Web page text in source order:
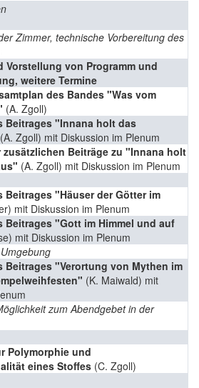
Zimmer, technische Vorbereitung des
Vorstellung von Programm und
weitere Termine
des Bandes "Was vom
(A. Zgoll)
Beitrages "Innana holt das
(A. Zgoll) mit Diskussion im Plenum
zusätzlichen Beiträge zu "Innana holt
(A. Zgoll) mit Diskussion im Plenum
Beitrages "Häuser der Götter im
mit Diskussion im Plenum
Beitrages "Gott im Himmel und auf
mit Diskussion im Plenum
Beitrages "Verortung von Mythen im
(K. Maiwald) mit
zum Abendgebet in der
Polymorphie und
eines Stoffes (C. Zgoll)